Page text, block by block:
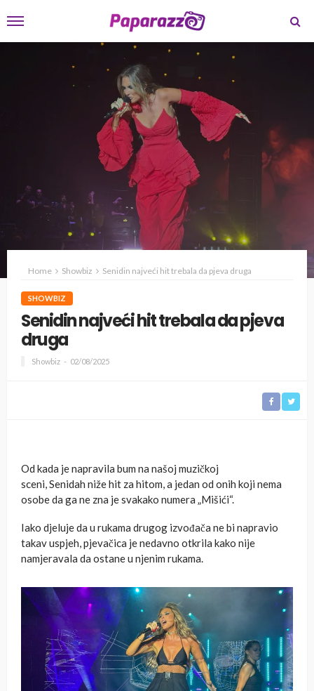
Home Showbiz Senidin najveći hit trebala da pjeva druga
SHOWBIZ
Senidin najveći hit trebala da pjeva
druga
Showbiz 02/08/2025
Od kada je napravila bum na našoj muzičkoj
sceni, Senidah niže hit za hitom, a jedan od onih koji nema
osobe da ga ne zna je svakako numera „Mišići“.
Iako djeluje da u rukama drugog izvođača ne bi napravio
takav uspjeh, pjevačica je nedavno otkrila kako nije
namjeravala da ostane u njenim rukama.